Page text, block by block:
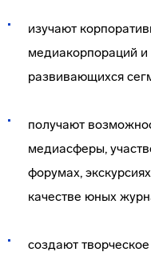
изучают
медиакорпораций
развивающихся
получают
медиасферы,
форумах,
качестве юных
создают